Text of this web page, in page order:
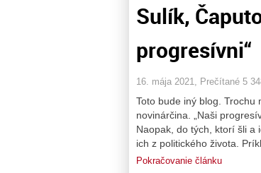
Sulík,
progresívni“
16. mája 2021, Prečítané 5
Toto bude iný blog.
novinárčina. „Naši
Naopak, do tých, ktorí šli a
ich z politického života.
Pokračovanie článku